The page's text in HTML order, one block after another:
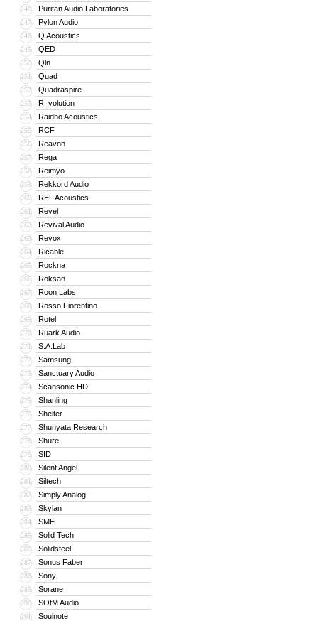
246 Puritan Audio Laboratories
247 Pylon Audio
248 Q Acoustics
249 QED
250 Qln
251 Quad
252 Quadraspire
253 R_volution
254 Raidho Acoustics
255 RCF
256 Reavon
257 Rega
258 Reimyo
259 Rekkord Audio
260 REL Acoustics
261 Revel
262 Revival Audio
263 Revox
264 Ricable
265 Rockna
266 Roksan
267 Roon Labs
268 Rosso Fiorentino
269 Rotel
270 Ruark Audio
271 S.A.Lab
272 Samsung
273 Sanctuary Audio
274 Scansonic HD
275 Shanling
276 Shelter
277 Shunyata Research
278 Shure
279 SID
280 Silent Angel
281 Siltech
282 Simply Analog
283 Skylan
284 SME
285 Solid Tech
286 Solidsteel
287 Sonus Faber
288 Sony
289 Sorane
290 SOtM Audio
291 Soulnote